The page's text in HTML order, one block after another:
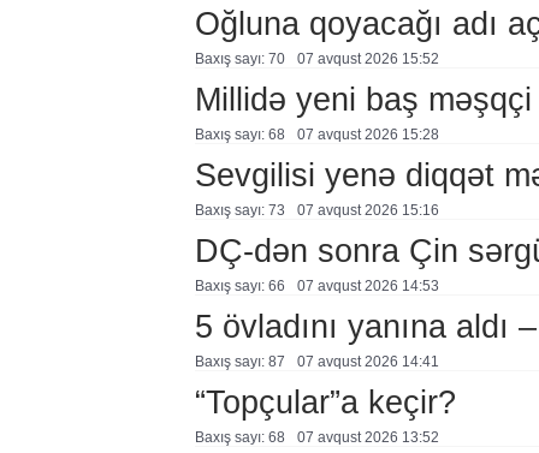
Oğluna qoyacağı adı
Baxış sayı: 70 07 avqust 2026 15:52
Millidə yeni baş məşqçi
Baxış sayı: 68 07 avqust 2026 15:28
Sevgilisi yenə diqqət
Baxış sayı: 73 07 avqust 2026 15:16
DÇ-dən sonra Çin
Baxış sayı: 66 07 avqust 2026 14:53
5 övladını yanına aldı
Baxış sayı: 87 07 avqust 2026 14:41
“Topçular”a keçir?
Baxış sayı: 68 07 avqust 2026 13:52